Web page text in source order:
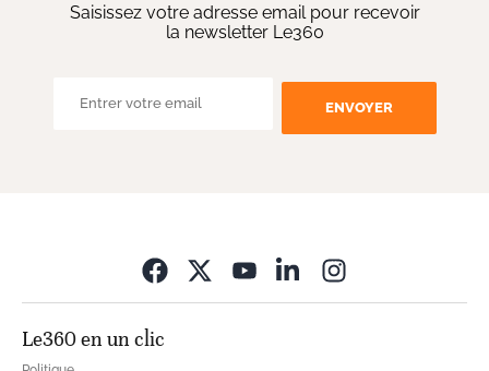
Saisissez votre adresse email pour recevoir
la newsletter Le360
ENVOYER
Le360 en un clic